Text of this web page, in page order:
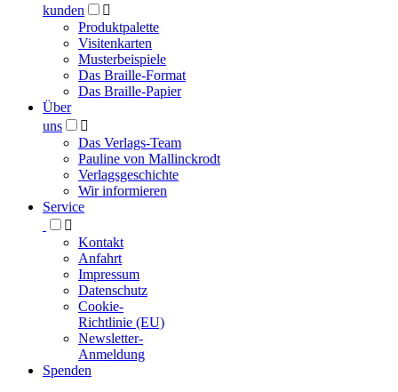
kunden

Produktpalette
Visitenkarten
Musterbeispiele
Das Braille-Format
Das Braille-Papier
Über
uns

Das Verlags-Team
Pauline von Mallinckrodt
Verlagsgeschichte
Wir informieren
Service

Kontakt
Anfahrt
Impressum
Datenschutz
Cookie-
Richtlinie (EU)
Newsletter-
Anmeldung
Spenden